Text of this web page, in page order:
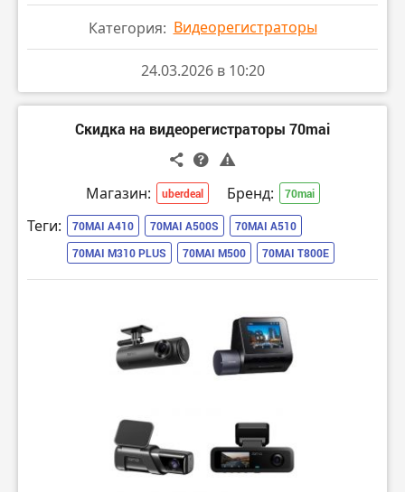
Категория: Видеорегистраторы
24.03.2026 в 10:20
Скидка на видеорегистраторы 70mai
Магазин: uberdeal Бренд: 70mai
Теги: 70MAI A410 70MAI A500S
70MAI A510
70MAI M310 PLUS
70MAI M500 70MAI T800E